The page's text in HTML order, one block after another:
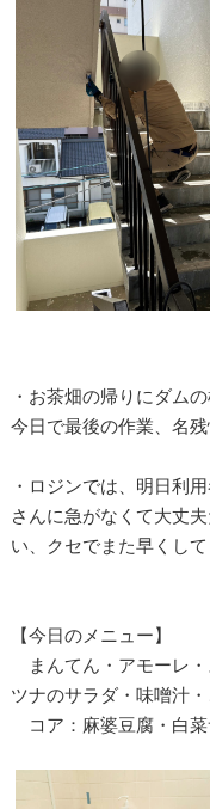
・お茶畑の帰りにダム
今日で最後の作業、名残
・ロジンでは、明日利
さんに急がなくて大丈
い、クセでまた早くして
【今日のメニュー】
まんてん・アモーレ・
ツナのサラダ・味噌汁・
コア：麻婆豆腐・白菜